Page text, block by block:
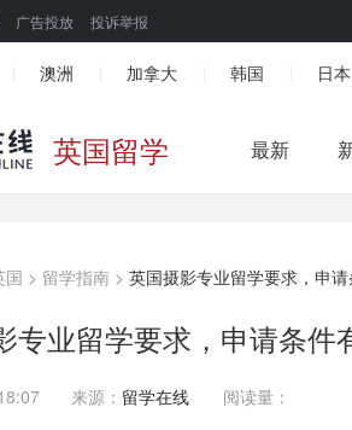
广告投放 投诉举报
澳洲 加拿大 韩国 日本
英国留学 最新
国 > 留学指南 > 英国摄影专业留学要求，申
专业留学要求，申请条件
来源： 留学在线 阅读量：